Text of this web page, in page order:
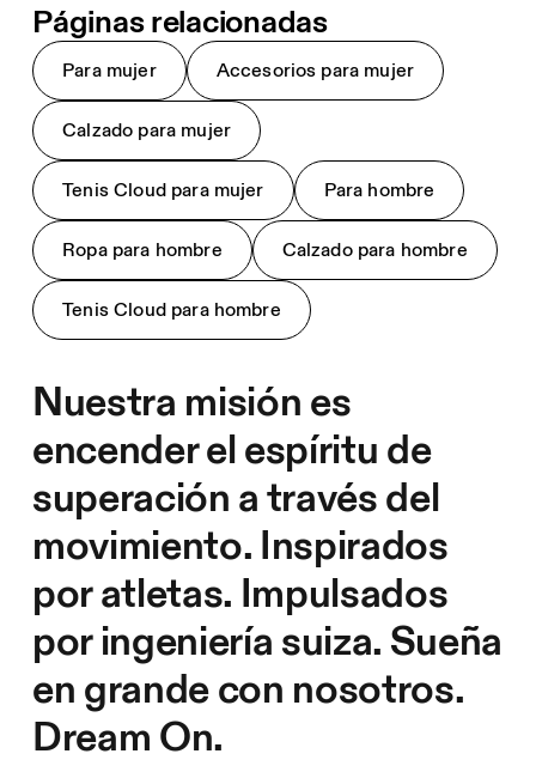
Páginas relacionadas
Para mujer Accesorios para mujer
Calzado para mujer
Tenis Cloud para mujer Para hombre
Ropa para hombre Calzado para hombre
Tenis Cloud para hombre
Nuestra misión es
encender el espíritu de
superación a través del
movimiento. Inspirados
por atletas. Impulsados
por ingeniería suiza. Sueña
en grande con nosotros.
Dream On.